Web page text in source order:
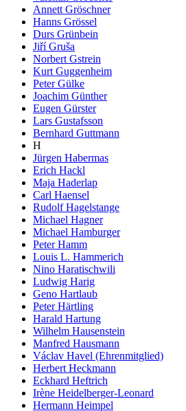
Annett Gröschner
Hanns Grössel
Durs Grünbein
Jiří Gruša
Norbert Gstrein
Kurt Guggenheim
Peter Gülke
Joachim Günther
Eugen Gürster
Lars Gustafsson
Bernhard Guttmann
H
Jürgen Habermas
Erich Hackl
Maja Haderlap
Carl Haensel
Rudolf Hagelstange
Michael Hagner
Michael Hamburger
Peter Hamm
Louis L. Hammerich
Nino Haratischwili
Ludwig Harig
Geno Hartlaub
Peter Härtling
Harald Hartung
Wilhelm Hausenstein
Manfred Hausmann
Václav Havel (Ehrenmitglied)
Herbert Heckmann
Eckhard Heftrich
Irène Heidelberger-Leonard
Hermann Heimpel